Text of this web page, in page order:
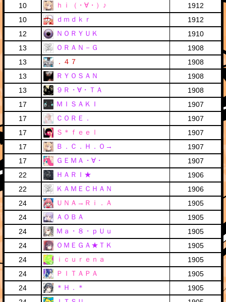
10
ｈｉ（・∀・）♪
1912
10
ｄｍｄｋｒ
1912
12
ＮＯＲＹＵＫ
1910
13
ＯＲＡＮ－Ｇ
1908
13
．４７
1908
13
ＲＹＯＳＡＮ
1908
13
９Ｒ・∀・ＴＡ
1908
17
ＭＩＳＡＫＩ
1907
17
ＣＯＲＥ．
1907
17
Ｓ＊ｆｅｅｌ
1907
17
Ｂ．Ｃ．Ｈ．Ｏ→
1907
17
ＧＥＭＡ・∀・
1907
22
ＨＡＲＩ★
1906
22
ＫＡＭＥＣＨＡＮ
1906
24
ＵＮＡ→Ｒｉ．Ａ
1905
24
ＡＯＢＡ
1905
24
Ｍａ・８・ｐＵｕ
1905
24
ＯＭＥＧＡ★ＴＫ
1905
24
ｉｃｕｒｅｎａ
1905
24
ＰＩＴＡＰＡ
1905
24
＊Ｈ．＊
1905